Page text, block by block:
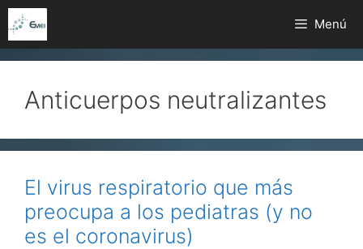
Saltar
al
contenido
Menú
Anticuerpos neutralizantes
El virus respiratorio que más
preocupa a los pediatras (y no
es el coronavirus)